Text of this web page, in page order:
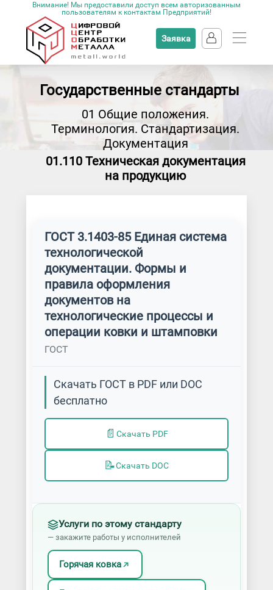
Внимание! Мы предоставили доступ всем авторизованным
пользователям к контактам Предприятий!
Заявка
Государственные стандарты
01 Общие положения.
Терминология. Стандартизация.
Документация
01.110 Техническая документация
на продукцию
ГОСТ 3.1403-85 Единая система
технологической
документации. Формы и
правила оформления
документов на
технологические процессы и
операции ковки и штамповки
ГОСТ
Скачать ГОСТ в PDF или DOC
бесплатно
📄 Скачать PDF
📝Скачать DOC
Услуги по этому стандарту
— закажите работы у исполнителей
Горячая ковка